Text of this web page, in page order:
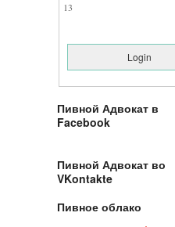
13
Пивной Адвокат в
Facebook
Пивной Адвокат во
VKontakte
Пивное облако